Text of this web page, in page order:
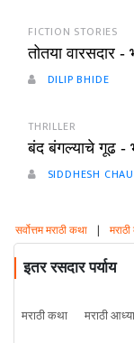
FICTION STORIES
तोतया वारसदार -
DILIP BHIDE
THRILLER
बंद बंगल्याचे गूढ -
SIDDHESH
सर्वोत्तम मराठी कथा |
इतर रसदार पर्याय
मराठी कथा मराठी